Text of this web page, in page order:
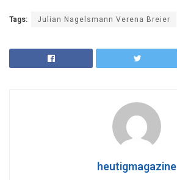
Tags: Julian Nagelsmann Verena Breier
heutigmagazine